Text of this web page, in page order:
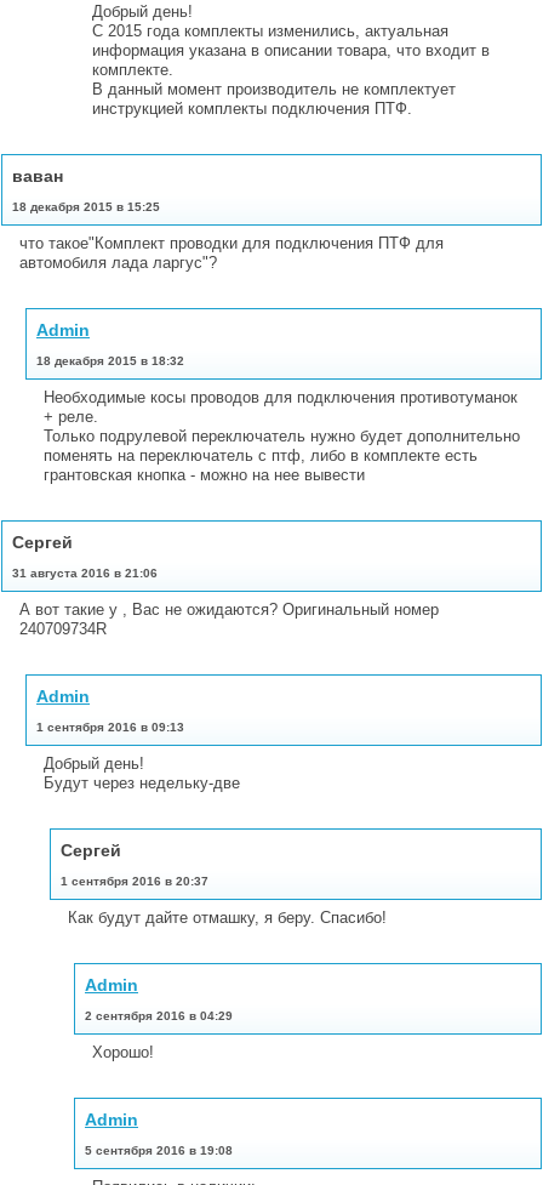
Добрый день!
С 2015 года комплекты изменились, актуальная
информация указана в описании товара, что входит в
комплекте.
В данный момент производитель не комплектует
инструкцией комплекты подключения ПТФ.
ваван
18 декабря 2015 в 15:25
что такое"Комплект проводки для подключения ПТФ для
автомобиля лада ларгус"?
Admin
18 декабря 2015 в 18:32
Необходимые косы проводов для подключения противотуманок
+ реле.
Только подрулевой переключатель нужно будет дополнительно
поменять на переключатель с птф, либо в комплекте есть
грантовская кнопка - можно на нее вывести
Сергей
31 августа 2016 в 21:06
А вот такие у , Вас не ожидаются? Оригинальный номер
240709734R
Admin
1 сентября 2016 в 09:13
Добрый день!
Будут через недельку-две
Сергей
1 сентября 2016 в 20:37
Как будут дайте отмашку, я беру. Спасибо!
Admin
2 сентября 2016 в 04:29
Хорошо!
Admin
5 сентября 2016 в 19:08